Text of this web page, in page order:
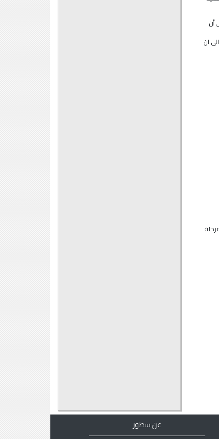
نفس الشهر ، على أن
الى ان
(المرحلة
عن سطور